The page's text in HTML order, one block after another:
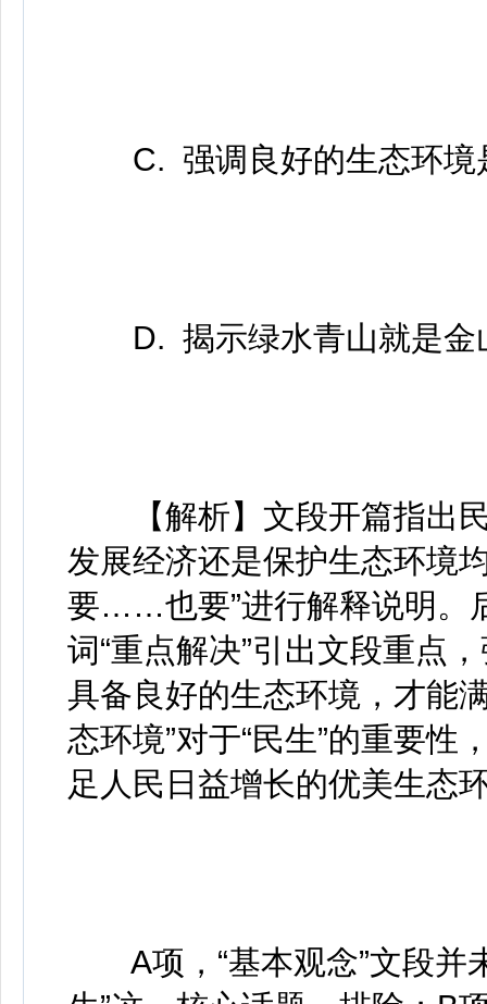
C. 强调良好的生态环境
D. 揭示绿水青山就是金
【解析】文段开篇指出民
发展经济还是保护生态环境
要……也要”进行解释说明。
词“重点解决”引出文段重点
具备良好的生态环境，才能
态环境”对于“民生”的重要性
足人民日益增长的优美生态
A项，“基本观念”文段并